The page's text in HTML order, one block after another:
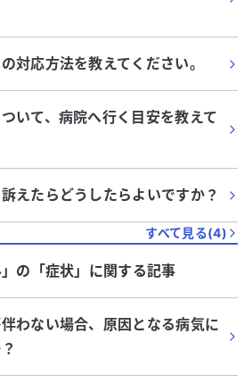
対応方法を教えてください。
いて、病院へ行く目安を教えて
えたらどうしたらよいですか？
すべて見る(4)
の「症状」に関する記事
わない場合、原因となる病気に